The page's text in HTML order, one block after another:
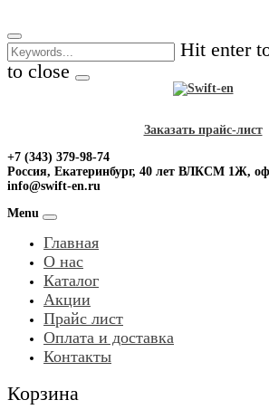
to
content
Hit enter
to close
Заказать прайс-лист
+7 (343) 379-98-74
Россия, Екатеринбург, 40 лет ВЛКСМ 1Ж,
info@swift-en.ru
Menu
Главная
О нас
Каталог
Акции
Прайс лист
Оплата и доставка
Контакты
Корзина